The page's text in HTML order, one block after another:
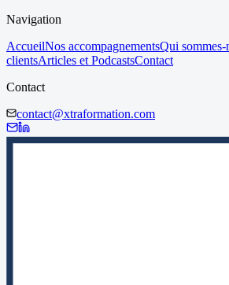
Navigation
AccueilNos accompagnementsQui sommes-
clientsArticles et PodcastsContact
Contact
contact@xtraformation.com